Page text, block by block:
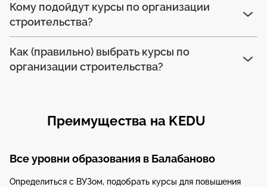
Кому подойдут курсы по организации
строительства?
Как (правильно) выбрать курсы по
организации строительства?
Преимущества на KEDU
Все уровни образования в Балабаново
Определиться с ВУЗом, подобрать курсы для повышения